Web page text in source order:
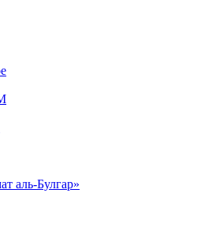
аль-Булгар»